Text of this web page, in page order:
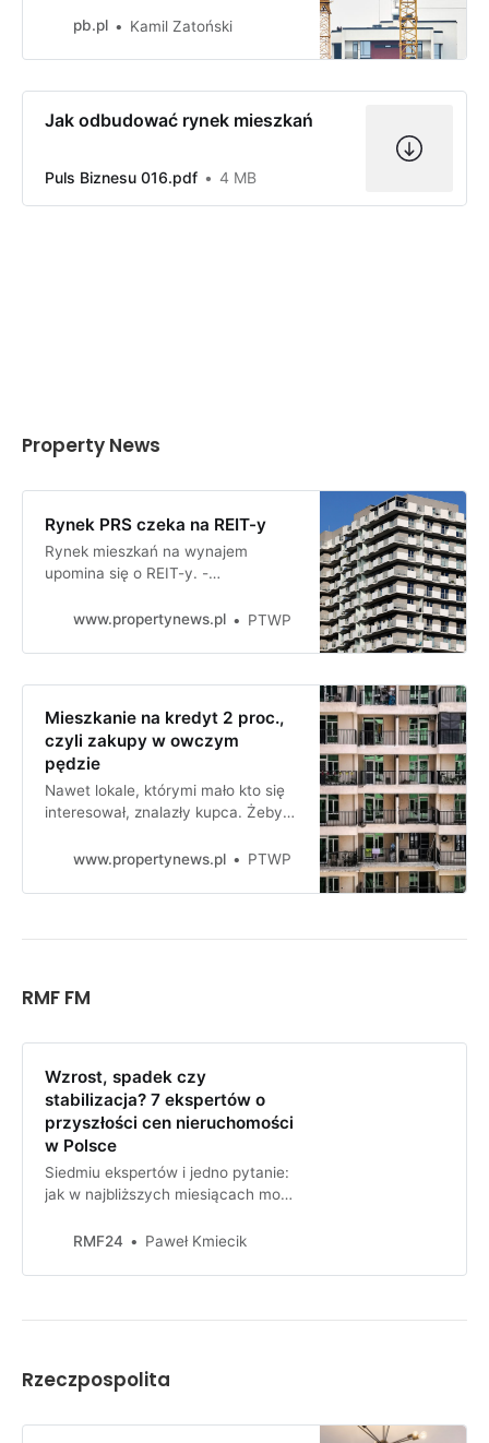
publicznej. Akcje w niej spróbuje
pb.pl Kamil Zatoński
Jak odbudować rynek mieszkań
Puls Biznesu 016.pdf 4 MB
Property News
Rynek PRS czeka na REIT-y
Rynek mieszkań na wynajem
upomina się o REIT-y. -
zainwestowania w najem
giełdowej - podkreśla Jan
doradczej FLTR.
www.propertynews.pl PTWP
Mieszkanie na kredyt 2 proc.,
czyli zakupy w owczym
pędzie
Nawet lokale, którymi mało kto się
interesował, znalazły kupca. Żeby
kupowało cokolwiek w owczym
masz tani kredyt, jak przepłacasz
Dziekoński, FLTR.
www.propertynews.pl PTWP
RMF FM
Wzrost, spadek czy
stabilizacja? 7 ekspertów o
przyszłości cen nieruchomości
w Polsce
Siedmiu ekspertów i jedno pytanie:
jak w najbliższych miesiącach mogą
Polsce. W ramach akcji
RMF FM” zebraliśmy dla Was opinie
nieruchomości.
RMF24 Paweł Kmiecik
Rzeczpospolita